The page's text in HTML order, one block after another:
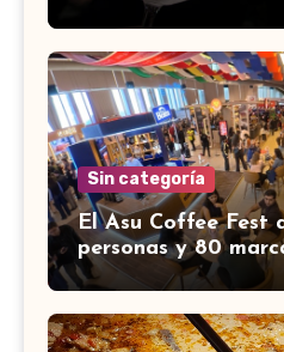
Sin categoría
El Asu Coffee Fest
personas y 80